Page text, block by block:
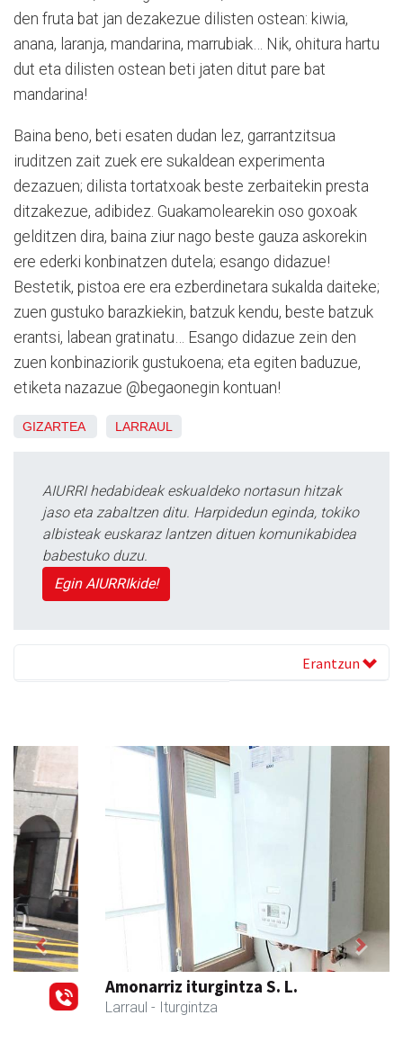
den fruta bat jan dezakezue dilisten ostean: kiwia,
anana, laranja, mandarina, marrubiak… Nik, ohitura hartu
dut eta dilisten ostean beti jaten ditut pare bat
mandarina!
Baina beno, beti esaten dudan lez, garrantzitsua
iruditzen zait zuek ere sukaldean experimenta
dezazuen; dilista tortatxoak beste zerbaitekin presta
ditzakezue, adibidez. Guakamolearekin oso goxoak
gelditzen dira, baina ziur nago beste gauza askorekin
ere ederki konbinatzen dutela; esango didazue!
Bestetik, pistoa ere era ezberdinetara sukalda daiteke;
zuen gustuko barazkiekin, batzuk kendu, beste batzuk
erantsi, labean gratinatu… Esango didazue zein den
zuen konbinaziorik gustukoena; eta egiten baduzue,
etiketa nazazue @begaonegin kontuan!
GIZARTEA LARRAUL
AIURRI hedabideak eskualdeko nortasun hitzak
jaso eta zabaltzen ditu. Harpidedun eginda, tokiko
albisteak euskaraz lantzen dituen komunikabidea
babestuko duzu.
Egin AIURRIkide!
Erantzun
Amonarriz iturgintza S. L.
Larraul - Iturgintza
Previous Next